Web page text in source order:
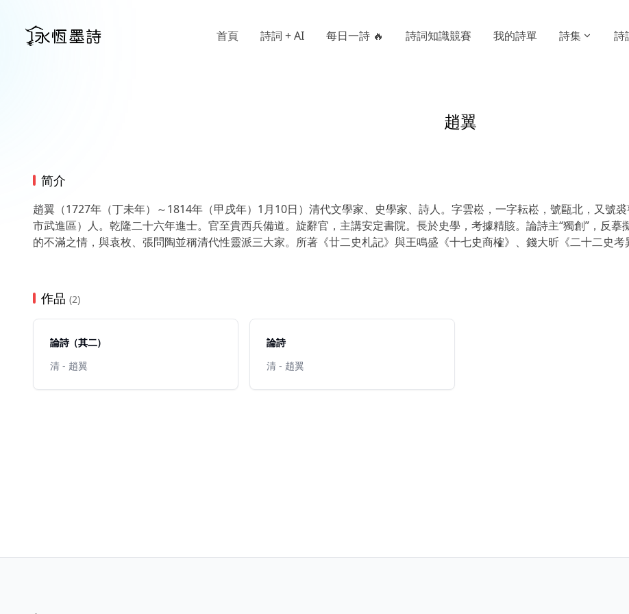
首頁 詩詞 + AI 每日一詩 🔥 詩詞知識競賽 我的詩單 詩集 詩
趙翼
简介
趙翼（1727年（丁未年）～1814年（甲戌年）1月10日）清代文學家、史學家、詩人。字雲崧，一字耘崧，號甌北，又號
市武進區）人。乾隆二十六年進士。官至貴西兵備道。旋辭官，主講安定書院。長於史學，考據精賅。論詩主“獨創”，反
的不滿之情，與袁枚、張問陶並稱清代性靈派三大家。所著《廿二史札記》與王鳴盛《十七史商榷》、錢大昕《二十二史考
作品 (2)
論詩（其二）
清 - 趙翼
論詩
清 - 趙翼